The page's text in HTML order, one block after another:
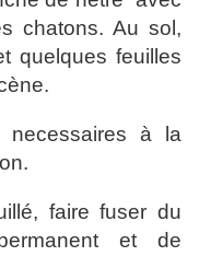
chatons. Au sol,
quelques feuilles
à la
faire fuser du
et de